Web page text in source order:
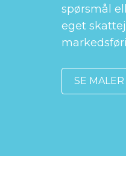
spørsmål
eget
SE MALER